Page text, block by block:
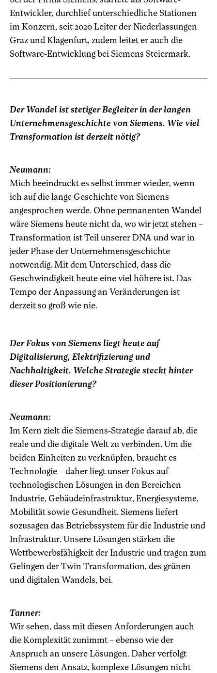
Entwickler, durchlief unterschiedliche Stationen
im Konzern, seit 2020 Leiter der Niederlassungen
Graz und Klagenfurt, zudem leitet er auch die
Software-Entwicklung bei Siemens Steiermark.
Der Wandel ist stetiger Begleiter in der langen
Unternehmensgeschichte von Siemens. Wie viel
Transformation ist derzeit nötig?
Neumann:
Mich beeindruckt es selbst immer wieder, wenn
ich auf die lange Geschichte von Siemens
angesprochen werde. Ohne permanenten Wandel
wäre Siemens heute nicht da, wo wir jetzt stehen –
Transformation ist Teil unserer DNA und war in
jeder Phase der Unternehmensgeschichte
notwendig. Mit dem Unterschied, dass die
Geschwindigkeit heute eine viel höhere ist. Das
Tempo der Anpassung an Veränderungen ist
derzeit so groß wie nie.
Der Fokus von Siemens liegt heute auf
Digitalisierung, Elektrifizierung und
Nachhaltigkeit. Welche Strategie steckt hinter
dieser Positionierung?
Neumann:
Im Kern zielt die Siemens-Strategie darauf ab, die
reale und die digitale Welt zu verbinden. Um die
beiden Einheiten zu verknüpfen, braucht es
Technologie – daher liegt unser Fokus auf
technologischen Lösungen in den Bereichen
Industrie, Gebäudeinfrastruktur, Energiesysteme,
Mobilität sowie Gesundheit. Siemens liefert
sozusagen das Betriebssystem für die Industrie und
Infrastruktur. Unsere Lösungen stärken die
Wettbewerbsfähigkeit der Industrie und tragen zum
Gelingen der Twin Transformation, des grünen
und digitalen Wandels, bei.
Tanner:
Wir sehen, dass mit diesen Anforderungen auch
die Komplexität zunimmt – ebenso wie der
Anspruch an unsere Lösungen. Daher verfolgt
Siemens den Ansatz, komplexe Lösungen nicht